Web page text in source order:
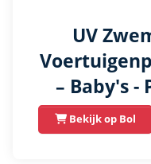
UV
– Baby's -
Bekijk op Bol